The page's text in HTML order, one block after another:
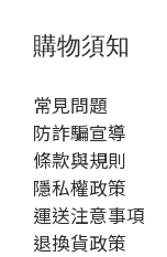
購物須知
常見問題
防詐騙宣導
條款與規則
隱私權政策
運送注意事項
退換貨政策